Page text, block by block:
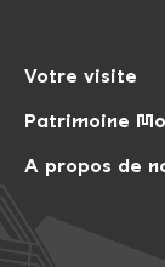
Votre visite
Patrimoine
A propos de